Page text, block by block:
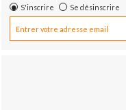
S'inscrire Se désinscrire